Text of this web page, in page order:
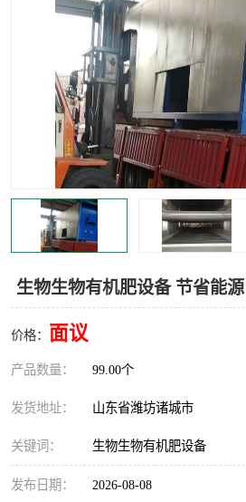
生物生物有机肥设备 节省能源
价格： 面议
产品数量： 99.00个
发货地址： 山东省潍坊诸城市
关键词： 生物生物有机肥设备
发布日期： 2026-08-08
膜式堆肥机
膜式发酵仓
分子膜发酵堆肥设备